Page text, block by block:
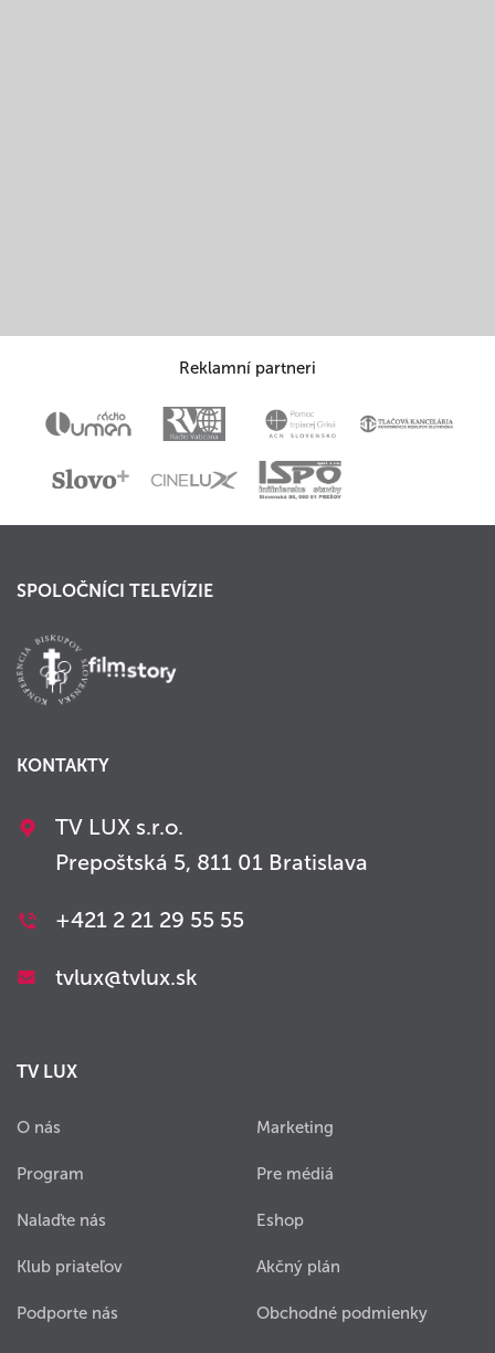
Reklamní partneri
SPOLOČNÍCI TELEVÍZIE
KONTAKTY
TV LUX s.r.o.
Prepoštská 5, 811 01 Bratislava
+421 2 21 29 55 55
tvlux@tvlux.sk
TV LUX
O nás
Program
Nalaďte nás
Klub priateľov
Podporte nás
Marketing
Pre médiá
Eshop
Akčný plán
Obchodné podmienky